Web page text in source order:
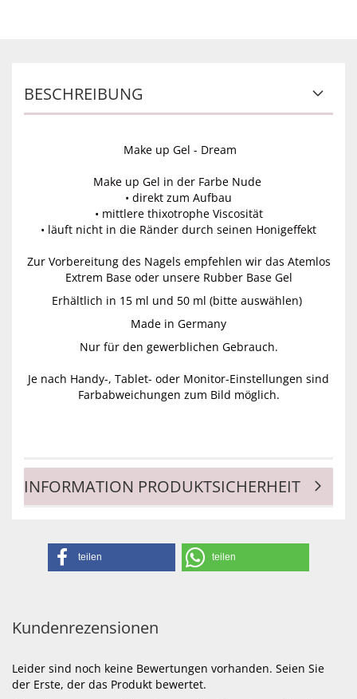
BESCHREIBUNG
Make up Gel - Dream
Make up Gel in der Farbe Nude
• direkt zum Aufbau
• mittlere thixotrophe Viscosität
• läuft nicht in die Ränder durch seinen Honigeffekt
Zur Vorbereitung des Nagels empfehlen wir das Atemlos
Extrem Base oder unsere Rubber Base Gel
Erhältlich in 15 ml und 50 ml (bitte auswählen)
Made in Germany
Nur für den gewerblichen Gebrauch.
Je nach Handy-, Tablet- oder Monitor-Einstellungen sind
Farbabweichungen zum Bild möglich.
INFORMATION PRODUKTSICHERHEIT
teilen teilen
Kundenrezensionen
Leider sind noch keine Bewertungen vorhanden. Seien Sie
der Erste, der das Produkt bewertet.